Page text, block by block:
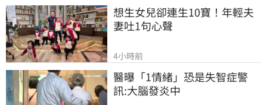
想生女兒卻連生10寶！年輕夫
妻吐1句心聲
4小時前
醫曝「1情緒」恐是失智症警
訊:大腦發炎中